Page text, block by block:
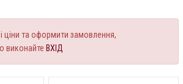
ціни та оформити замовлення,
виконайте ВХІД